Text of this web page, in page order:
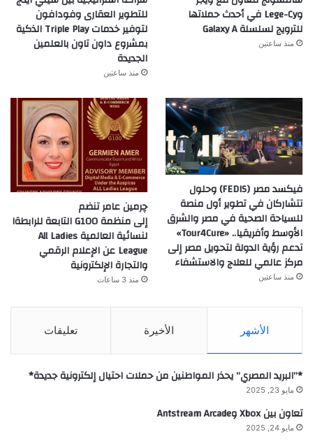
وLege-Cy في أحدث حملاتها
للترويج لسلسلة Galaxy A
منذ ساعتين
للتطوير العقارى وفودافون
لتوفير خدمات Triple Play الذكية
بمشروع داون تاون بالعلمين
الجديدة
منذ ساعتين
فيكسد مصر (FEDIS) وحلول
تتشاركان في تطوير أول منصة
للسياحة الصحية في مصر والشرق
الأوسط وأفريقيا.. «Tour4Cure»
تدعم رؤية الدولة لتحويل مصر إلى
مركز عالمي للعلاج والاستشفاء
منذ ساعتين
چرمين عامر تنضم
إلى منظمة G100 التابعة للرابطةا
لنسائية العالمية All Ladies
League عن الإعلام الرقمي
والتجارة الإلكترونية
منذ 3 ساعات
الأشهر الأخيرة تعليقات
*”البريد المصري” يحذر المواطنين من حملات احتيال إلكترونية جديدة*
مايو 23, 2025
تعاون بين Xbox وAntstream Arcade
مايو 24, 2025